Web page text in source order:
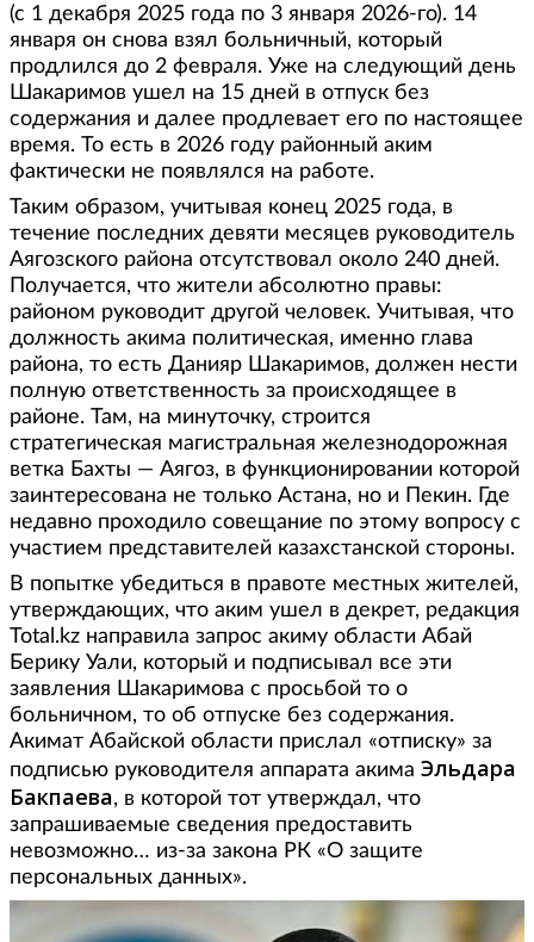
(с 1 декабря 2025 года по 3 января 2026-го). 14
января он снова взял больничный, который
продлился до 2 февраля. Уже на следующий день
Шакаримов ушел на 15 дней в отпуск без
содержания и далее продлевает его по настоящее
время. То есть в 2026 году районный аким
фактически не появлялся на работе.
Таким образом, учитывая конец 2025 года, в
течение последних девяти месяцев руководитель
Аягозского района отсутствовал около 240 дней.
Получается, что жители абсолютно правы:
районом руководит другой человек. Учитывая, что
должность акима политическая, именно глава
района, то есть Данияр Шакаримов, должен нести
полную ответственность за происходящее в
районе. Там, на минуточку, строится
стратегическая магистральная железнодорожная
ветка Бахты — Аягоз, в функционировании которой
заинтересована не только Астана, но и Пекин. Где
недавно проходило совещание по этому вопросу с
участием представителей казахстанской стороны.
В попытке убедиться в правоте местных жителей,
утверждающих, что аким ушел в декрет, редакция
Total.kz направила запрос акиму области Абай
Берику Уали, который и подписывал все эти
заявления Шакаримова с просьбой то о
больничном, то об отпуске без содержания.
Акимат Абайской области прислал «отписку» за
подписью руководителя аппарата акима Эльдара
Бакпаева, в которой тот утверждал, что
запрашиваемые сведения предоставить
невозможно… из-за закона РК «О защите
персональных данных».